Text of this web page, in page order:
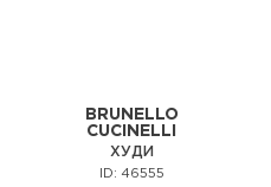
BRUNELLO
CUCINELLI
ХУДИ
ID: 46555